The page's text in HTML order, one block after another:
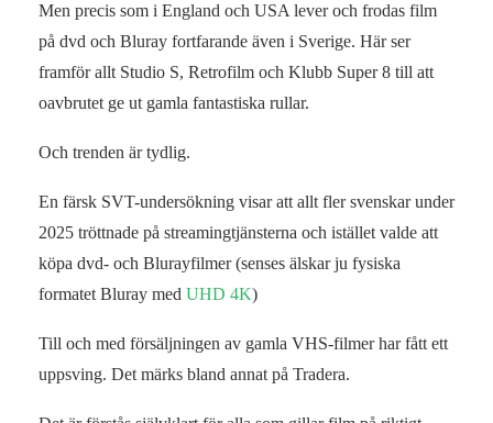
Men precis som i England och USA lever och frodas film
på dvd och Bluray fortfarande även i Sverige. Här ser
framför allt Studio S, Retrofilm och Klubb Super 8 till att
oavbrutet ge ut gamla fantastiska rullar.
Och trenden är tydlig.
En färsk SVT-undersökning visar att allt fler svenskar under
2025 tröttnade på streamingtjänsterna och istället valde att
köpa dvd- och Blurayfilmer (senses älskar ju fysiska
formatet Bluray med UHD 4K)
Till och med försäljningen av gamla VHS-filmer har fått ett
uppsving. Det märks bland annat på Tradera.